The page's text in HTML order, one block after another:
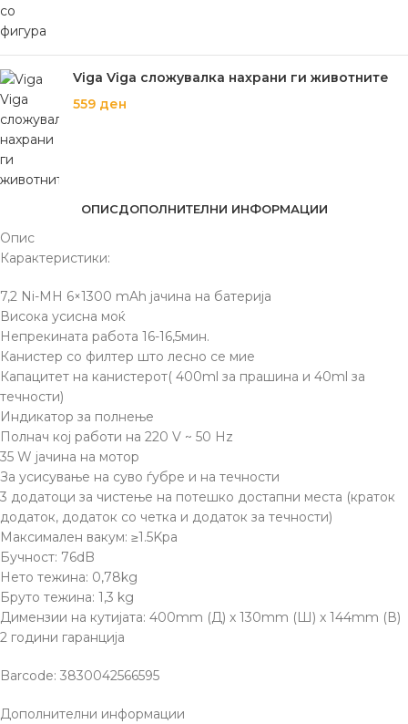
Viga Viga сложувалка нахрани ги животните
559 ден
ОПИСДОПОЛНИТЕЛНИ ИНФОРМАЦИИ
Опис
Карактеристики:
7,2 Ni-MH 6×1300 mAh јачина на батерија
Висока усисна моќ
Непрекината работа 16-16,5мин.
Канистер со филтер што лесно се мие
Капацитет на канистерот( 400ml за прашина и 40ml за
течности)
Индикатор за полнење
Полнач кој работи на 220 V ~ 50 Hz
35 W јачина на мотор
За усисување на суво ѓубре и на течности
3 додатоци за чистење на потешко достапни места (краток
додаток, додаток со четка и додаток за течности)
Максимален вакум: ≥1.5Kpa
Бучност: 76dB
Нето тежина: 0,78kg
Бруто тежина: 1,3 kg
Димензии на кутијата: 400mm (Д) x 130mm (Ш) x 144mm (В)
2 години гаранција
Barcode: 3830042566595
Дополнителни информации